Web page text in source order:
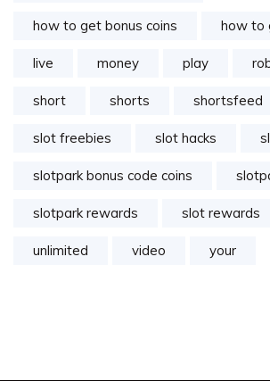
how to get bonus coins how to
live money play
short shorts shortsfeed
slot freebies slot hacks
slotpark bonus code coins
slotpark rewards slot rewards
unlimited video your